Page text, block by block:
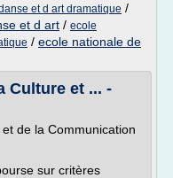
et d art dramatique /
et d art / ecole
/ ecole nationale de
Culture et ... -
de la Communication
sur critères